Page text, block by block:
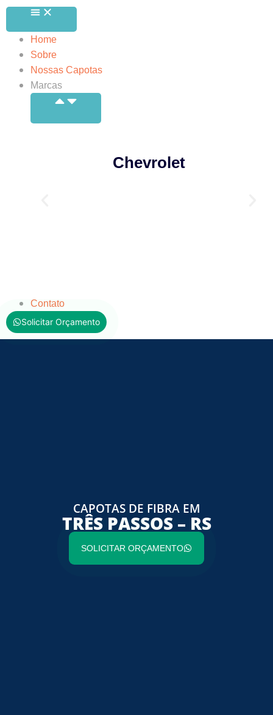
Home
Sobre
Nossas Capotas
Marcas
Chevrolet
Contato
Solicitar Orçamento
CAPOTAS DE FIBRA EM
TRÊS PASSOS – RS
SOLICITAR ORÇAMENTO